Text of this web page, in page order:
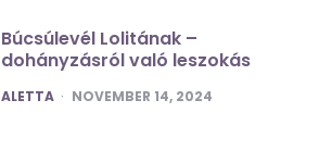
Búcsúlevél Lolitának –
dohányzásról való leszokás
POSTED
ALETTA NOVEMBER 14, 2024